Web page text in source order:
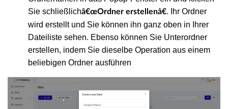
Sie schließlichâ€œOrdner erstellenâ€. Ihr Ordner
wird erstellt und Sie können ihn ganz oben in Ihrer
Dateiliste sehen. Ebenso können Sie Unterordner
erstellen, indem Sie dieselbe Operation aus einem
beliebigen Ordner ausführen